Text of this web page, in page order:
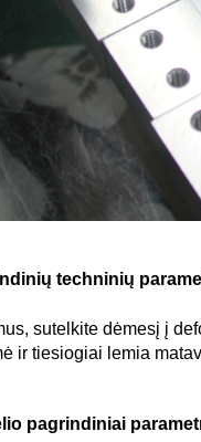
techninių
sutelkite dėmesį į
ir tiesiogiai lemia
pagrindiniai